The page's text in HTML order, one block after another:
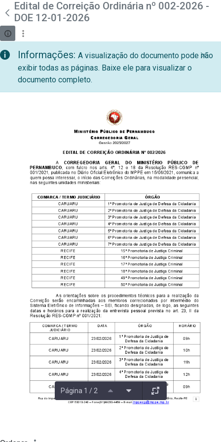
Pular para o Conteúdo principal
teste descricao
Edital de Correição Ordinária nº 002-2026 -
DOE 12-01-2026
Informações: A visualização do documento pode não
exibir todas as páginas. Baixe ele para visualizar o
documento completo.
Página 1 / 2